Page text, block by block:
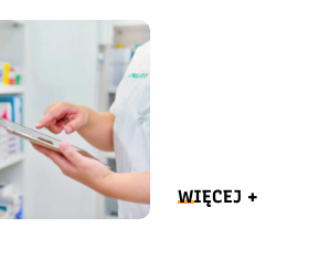
WIĘCEJ +